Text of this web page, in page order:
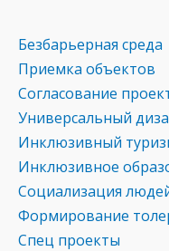
Безбарьерная среда
Приемка объектов
Согласование
Универсальный
Инклюзивный
Инклюзивное
Социализация
Формирование
Спец проекты